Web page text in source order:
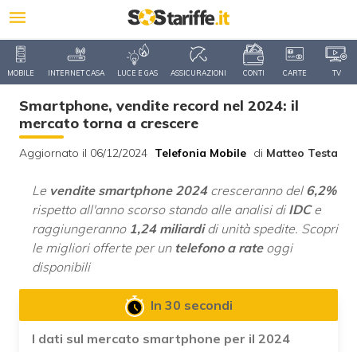
MOBILE INTERNET CASA LUCE E GAS ASSICURAZIONI CONTI CARTE TV
Smartphone, vendite record nel 2024: il
mercato torna a crescere
Aggiornato il 06/12/2024 Telefonia Mobile di Matteo Testa
Le vendite smartphone 2024cresceranno del 6,2%
rispetto all'anno scorso stando alle analisi diIDCe
raggiungeranno 1,24 miliardidi unità spedite. Scopri
le migliori offerte per un telefono a rateoggi
disponibili
In 30 secondi
I dati sul mercato smartphone per il 2024